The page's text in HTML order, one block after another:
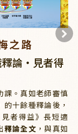
之路
釋論‧見者得
課。真如老師審慎
十餘種釋論後，
者得益》長短適
釋論全文 ，與真如